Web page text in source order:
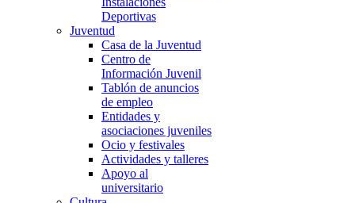
Deportivas
Juventud
Casa de la Juventud
Centro de
Información Juvenil
Tablón de anuncios
de empleo
Entidades y
asociaciones juveniles
Ocio y festivales
Actividades y talleres
Apoyo al
universitario